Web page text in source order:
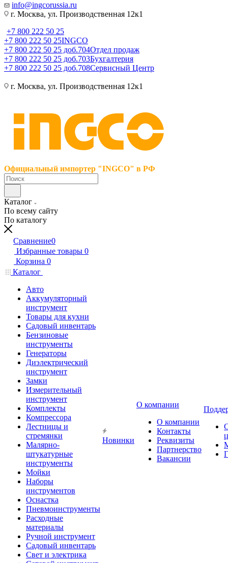
info@ingcorussia.ru
г. Москва, ул. Производственная 12к1
+7 800 222 50 25
+7 800 222 50 25INGCO
+7 800 222 50 25 доб.704Отдел продаж
+7 800 222 50 25 доб.703Бухгалтерия
+7 800 222 50 25 доб.708Сервисный Центр
г. Москва, ул. Производственная 12к1
Официальный импортер "INGCO" в РФ
Каталог
По всему сайту
По каталогу
Сравнение0
Избранные товары 0
Корзина 0
Каталог
Авто
Аккумуляторный
инструмент
Товары для кухни
Садовый инвентарь
Бензиновые
инструменты
Генераторы
Диэлектрический
инструмент
Замки
Измерительный
инструмент
Комплекты
Компрессора
Лестницы и
стремянки
Малярно-
штукатурные
инструменты
Мойки
Наборы
инструментов
Оснастка
Пневмоинструменты
Расходные
материалы
Ручной инструмент
Садовый инвентарь
Свет и электрика
Новинки
О компании
О компании
Контакты
Реквизиты
Партнерство
Вакансии